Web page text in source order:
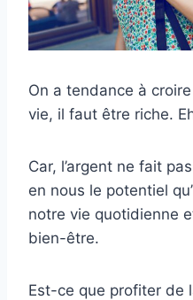
On a tendance à
vie, il faut être riche.
Car, l’argent ne fait
en nous le potentiel
notre vie quotidienne
bien-être.
Est-ce que profiter de